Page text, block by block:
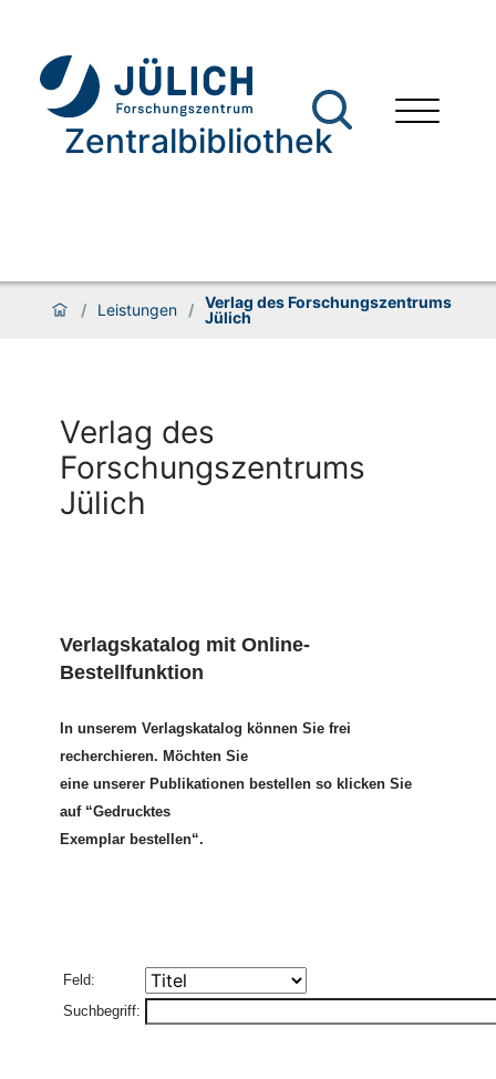
Zentralbibliothek
/ Leistungen / Verlag des Forschungszentrums
Jülich
Verlag des
Forschungszentrums
Jülich
Verlagskatalog mit Online-
Bestellfunktion
In unserem Verlagskatalog können Sie frei
recherchieren. Möchten Sie
eine unserer Publikationen bestellen so klicken Sie
auf “Gedrucktes
Exemplar bestellen“.
Feld:
Suchbegriff: